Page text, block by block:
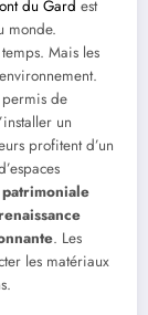
du Gard est
monde.
Mais les
permis de
un
profitent d’un
. Les
les matériaux